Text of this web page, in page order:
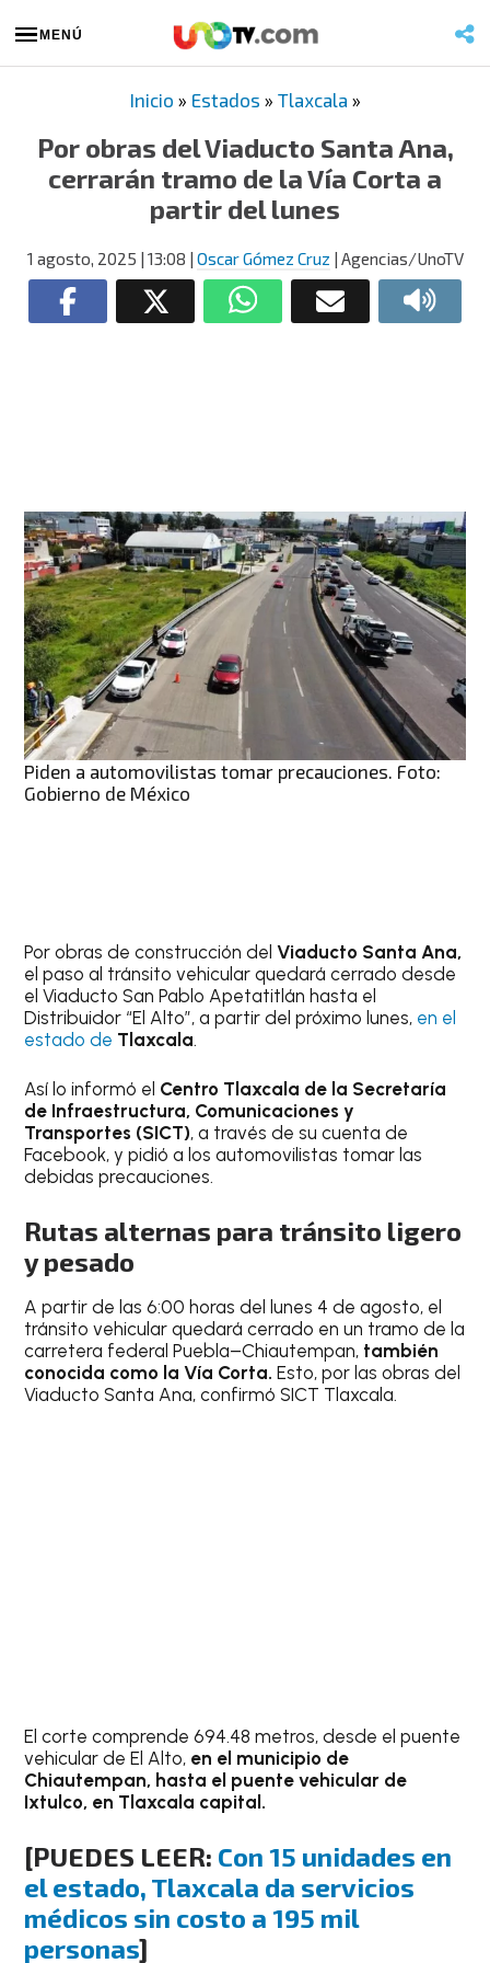
MENÚ
Inicio » Estados » Tlaxcala »
Por obras del Viaducto Santa Ana,
cerrarán tramo de la Vía Corta a
partir del lunes
1 agosto, 2025 | 13:08 | Oscar Gómez Cruz | Agencias/UnoTV
Piden a automovilistas tomar precauciones. Foto:
Gobierno de México
Por obras de construcción delViaducto Santa Ana,
el paso al tránsito vehicular quedará cerrado desde
el Viaducto San Pablo Apetatitlán hasta el
Distribuidor “El Alto”, a partir del próximo lunes, en el
estado de Tlaxcala.
Así lo informó el Centro Tlaxcala de la Secretaría
de Infraestructura, Comunicaciones y
Transportes (SICT), a través de su cuenta de
Facebook, y pidió a los automovilistas tomar las
debidas precauciones.
Rutas alternas para tránsito ligero
y pesado
A partir de las 6:00 horas del lunes 4 de agosto, el
tránsito vehicular quedará cerrado en un tramo de la
carretera federal Puebla–Chiautempan, también
conocida como la Vía Corta. Esto, por las obras del
Viaducto Santa Ana, confirmó SICT Tlaxcala.
El corte comprende 694.48 metros, desde el puente
vehicular de El Alto, en el municipio de
Chiautempan, hasta el puente vehicular de
Ixtulco, en Tlaxcala capital.
[PUEDES LEER: Con 15 unidades en
el estado, Tlaxcala da servicios
médicos sin costo a 195 mil
personas]